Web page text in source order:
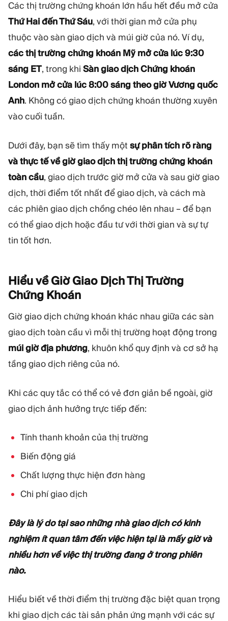
Các thị trường chứng khoán lớn hầu hết đều mở cửa
Thứ Hai đến Thứ Sáu, với thời gian mở cửa phụ
thuộc vào sàn giao dịch và múi giờ của nó. Ví dụ,
các thị trường chứng khoán Mỹ mở cửa lúc 9:30
sáng ET, trong khi Sàn giao dịch Chứng khoán
London mở cửa lúc 8:00 sáng theo giờ Vương quốc
Anh. Không có giao dịch chứng khoán thường xuyên
vào cuối tuần.
Dưới đây, bạn sẽ tìm thấy một sự phân tích rõ ràng
và thực tế về giờ giao dịch thị trường chứng khoán
toàn cầu, giao dịch trước giờ mở cửa và sau giờ giao
dịch, thời điểm tốt nhất để giao dịch, và cách mà
các phiên giao dịch chồng chéo lên nhau – để bạn
có thể giao dịch hoặc đầu tư với thời gian và sự tự
tin tốt hơn.
Hiểu về Giờ Giao Dịch Thị Trường
Chứng Khoán
Giờ giao dịch chứng khoán khác nhau giữa các sàn
giao dịch toàn cầu vì mỗi thị trường hoạt động trong
múi giờ địa phương, khuôn khổ quy định và cơ sở hạ
tầng giao dịch riêng của nó.
Khi các quy tắc có thể có vẻ đơn giản bề ngoài, giờ
giao dịch ảnh hưởng trực tiếp đến:
Tính thanh khoản của thị trường
Biến động giá
Chất lượng thực hiện đơn hàng
Chi phí giao dịch
Đây là lý do tại sao những nhà giao dịch có kinh
nghiệm ít quan tâm đến việc hiện tại là mấy giờ và
nhiều hơn về việc thị trường đang ở trong phiên
nào.
Hiểu biết về thời điểm thị trường đặc biệt quan trọng
khi giao dịch các tài sản phản ứng mạnh với các sự
MÔ-ĐUN
Sàn giao dịch Hậu cần
TÀI NGUYÊN
Hướng dẫn tiếp thị
Blog
Thuật ngữ
Video hướng dẫn
Công cụ tính lợi nhuận
THÊM
Giới thiệu về Quadcode
Đội ngũ
Sự kiện
Con số
Bền vững
THEO DÕI CHÚNG TÔI